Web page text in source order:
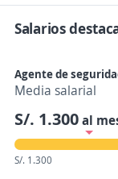
Salarios
Agente de
Media salarial
S/. 1.300al
S/. 1.300